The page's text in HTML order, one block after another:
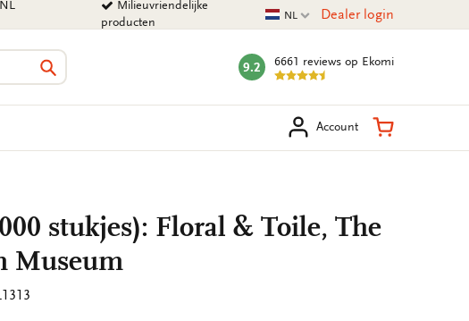
Milieuvriendelijke
producten
Huidige taal
NL Dealer login
Zoeken
mark:
9.2 6661 reviews op Ekomi
Account Winkelmand
stukjes): Floral & Toile, The
Museum